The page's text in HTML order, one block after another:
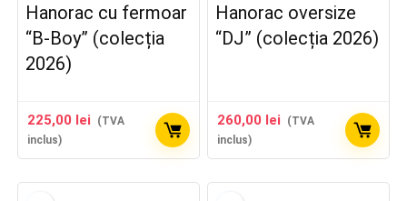
Hanorac cu fermoar
“B-Boy” (colecția
2026)
225,00 lei
(TVA
inclus)
Hanorac oversize
“DJ” (colecția 2026)
260,00 lei
(TVA
inclus)